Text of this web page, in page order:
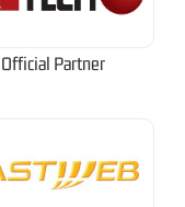
Official Partner